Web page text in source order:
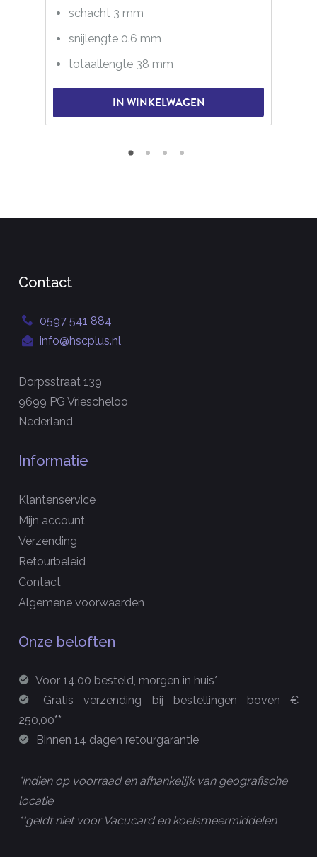
schacht 3 mm
snijlengte 0.6 mm
totaallengte 38 mm
IN WINKELWAGEN
Contact
0597 541 884
info@hscplus.nl
Dorpsstraat 139
9699 PG Vriescheloo
Nederland
Informatie
Klantenservice
Mijn account
Verzending
Retourbeleid
Contact
Algemene voorwaarden
Onze beloften
Voor 14.00 besteld, morgen in huis*
Gratis verzending bij bestellingen boven €
250,00**
Binnen 14 dagen retourgarantie
*indien op voorraad en afhankelijk van geografische
locatie
**geldt niet voor Vacucard en koelsmeermiddelen